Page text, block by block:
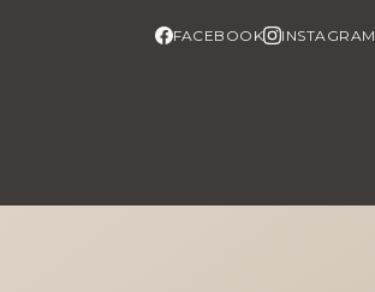
FACEBOOK INSTAGRAM